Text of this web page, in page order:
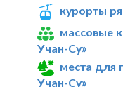
курорты
массовые
Учан-Су»
места для
Учан-Су»